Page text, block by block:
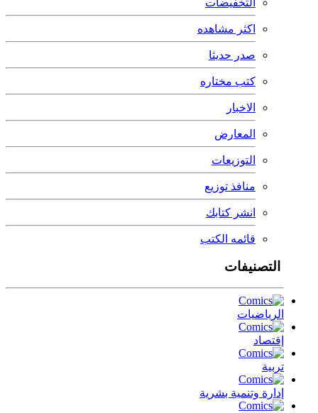
التخفيضات
اكثر مشاهده
صدر حديثا
كتب مختاره
الاخبار
المعارض
التوزيعات
منافذ توزيع
انشر كتابك
قائمه الكتب
التصنيفات
الرياضيات
إقتصاد
تربية
إدارة وتنمية بشرية